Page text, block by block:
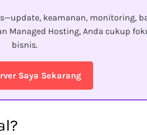
keamanan, monitoring,
Managed Hosting, Anda cukup
bisnis.
Saya Sekarang